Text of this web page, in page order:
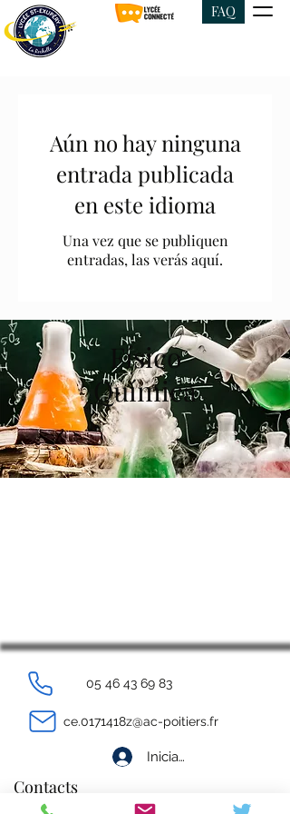
FAQ
Aún no hay ninguna
entrada publicada
en este idioma
Una vez que se publiquen
entradas, las verás aquí.
Físico
Química
05 46 43 69 83
ce.0171418z@ac-poitiers.fr
Iniciar sesión
Contacts